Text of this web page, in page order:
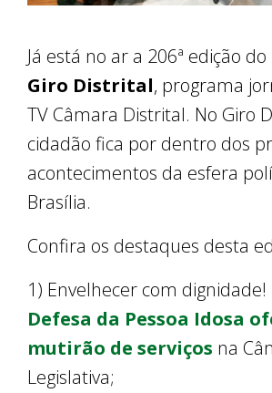
Já está no ar a 206ª edição
Giro Distrital, programa
TV Câmara Distrital. No Giro
cidadão fica por dentro dos
acontecimentos da esfera
Brasília.
Confira os destaques desta
1) Envelhecer com dignidade!
Defesa da Pessoa Idosa
mutirão de serviços na
Legislativa;